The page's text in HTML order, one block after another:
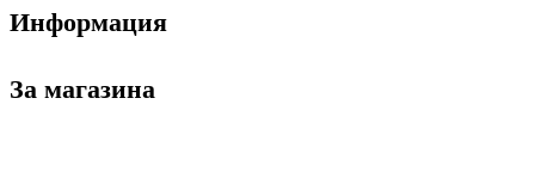
Информация
За магазина